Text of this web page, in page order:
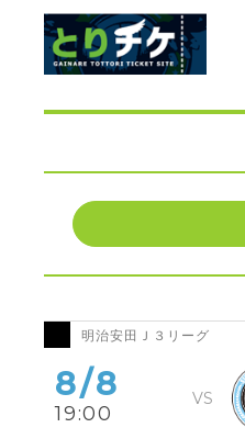
明治安田Ｊ３リーグ
8/8
19:00